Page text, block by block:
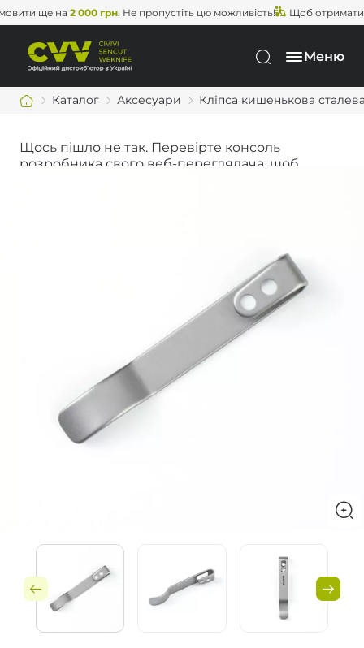
ще на2 000 грн. Не пропустіть цю можливість! Щоб отримати
Меню
Каталог Аксесуари Кліпса кишенькова
Щось пішло не так. Перевірте консоль
розробника свого веб-переглядача, щоб